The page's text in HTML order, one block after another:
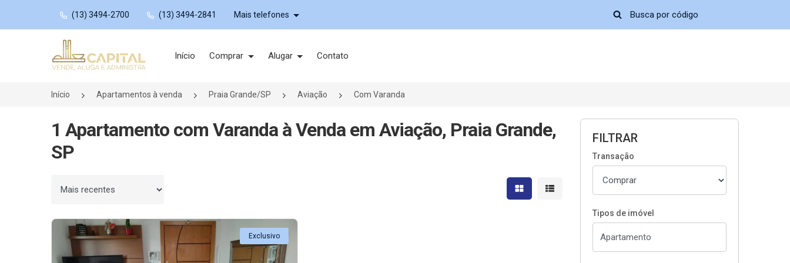
(13) 3494-2700 (13) 3494-2841 Mais telefones
Página inicial
Início Comprar Alugar Contato
Início Apartamentos à venda Praia Grande/SP Aviação Com Varanda
1 Apartamento com Varanda à Venda em Aviação, Praia Grande,
SP
Ordenar por Mostrar resultados em grade
Mostrar resultados em lista
Exclusivo
FILTRAR
Transação
Tipos de imóvel